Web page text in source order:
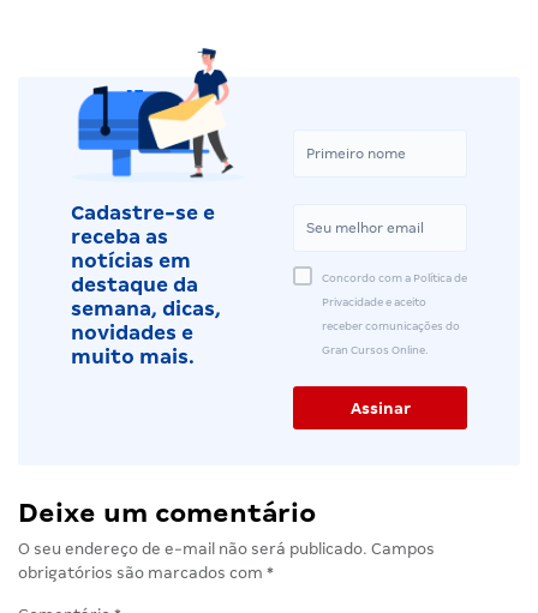
Cadastre-se e
receba as
notícias em
destaque da
semana, dicas,
novidades e
muito mais.
Concordo com a Política de
Privacidade e aceito
receber comunicações do
Gran Cursos Online.
Deixe um comentário
O seu endereço de e-mail não será publicado. Campos
obrigatórios são marcados com *